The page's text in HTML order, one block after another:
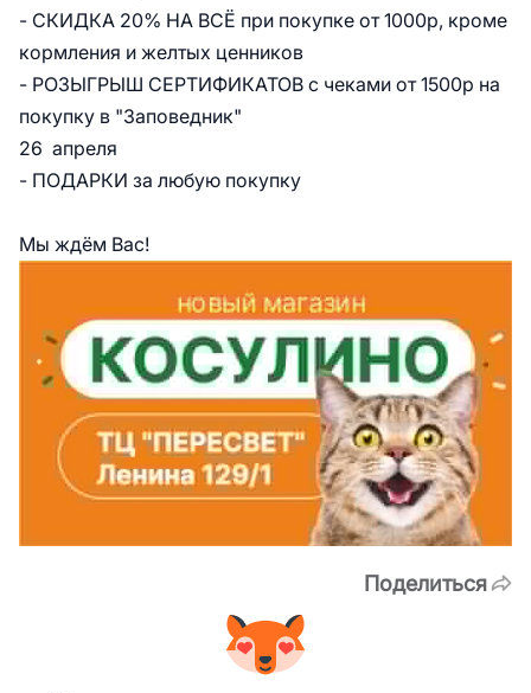
- СКИДКА 20% НА ВСЁ при покупке от 1000р, кроме
кормления и желтых ценников
- РОЗЫГРЫШ СЕРТИФИКАТОВ с чеками от 1500р на
покупку в "Заповедник"
26 апреля
- ПОДАРКИ за любую покупку
Мы ждём Вас!
Поделиться